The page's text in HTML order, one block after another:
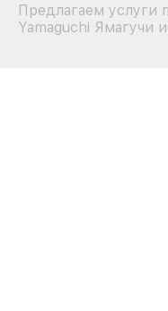
Предлагаем услуги
Yamaguchi Ямагучи